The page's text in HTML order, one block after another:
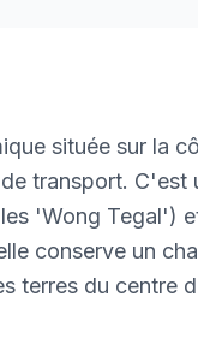
située sur la
transport.
'Wong Tegal')
conserve un
terres du centre